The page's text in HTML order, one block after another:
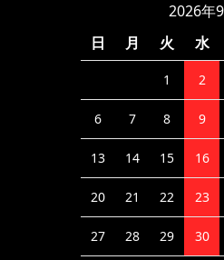
2026年
日
月 火 水
1 2
6 7 8 9
13 14 15 16
20 21 22 23
27 28 29 30